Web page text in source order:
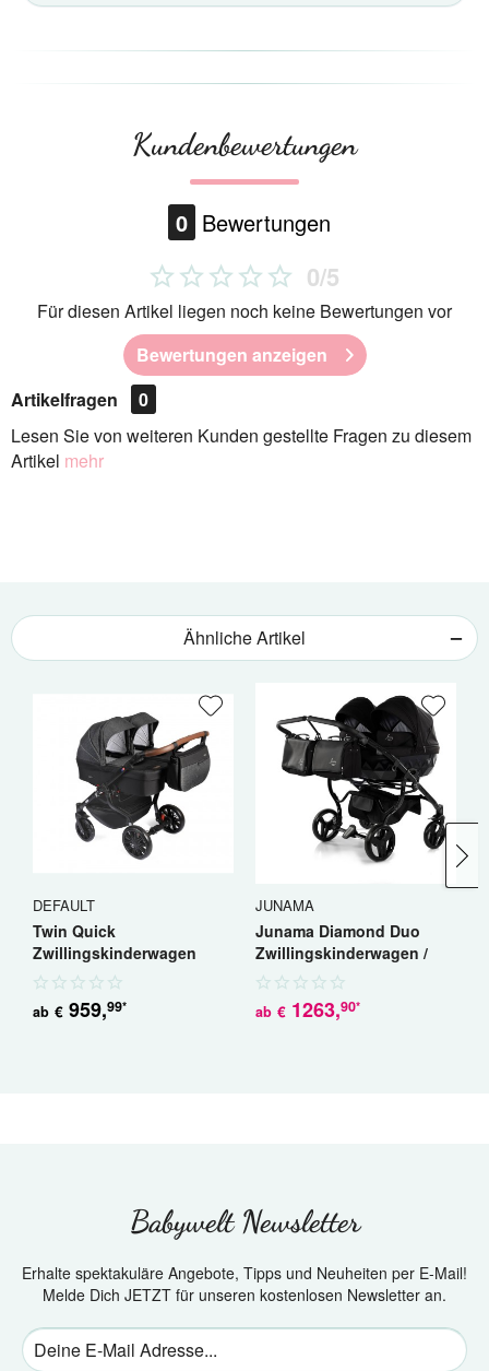
Kundenbewertungen
0 Bewertungen
0/5
Für diesen Artikel liegen noch keine Bewertungen vor
Bewertungen anzeigen
Artikelfragen
0
Lesen Sie von weiteren Kunden gestellte Fragen zu diesem
Artikel mehr
Ähnliche Artikel
DEFAULT
Twin Quick
Zwillingskinderwagen
Geschwisterwagen
ab € 959,99*
JUNAMA
Junama Diamond Duo
Zwillingskinderwagen /
Geschwisterwagen
ab € 1263,90*
Babywelt Newsletter
Erhalte spektakuläre Angebote, Tipps und Neuheiten per E-Mail!
Melde Dich JETZT für unseren kostenlosen Newsletter an.